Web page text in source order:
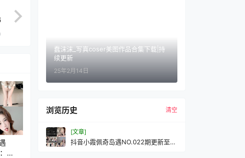
蠢沫沫_写真coser美图作品合集下载|持
续更新
25年2月14日
浏览历史 清空
[文章]
抖音小霞佩奇岛遇NO.022期更新至：